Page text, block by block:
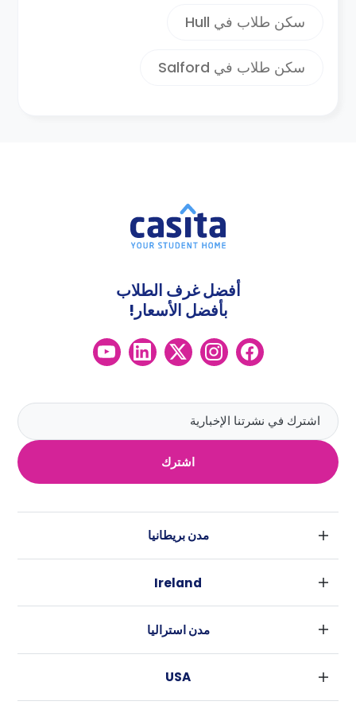
تحتوي هادرسفيلد علي ثلاثه متعهدين نقل
داخلي بالحافلات ومعظمهم يقدمون خدمات
كيركليس الي وجهات مثل برادفورد
سكن طلاب في Hull
سكن طلاب في Salford
اشترك
أفضل غرف الطلاب
بأفضل الأسعار!
مدن بريطانيا
ليفربول
Ireland
كورك
مدن استراليا
USA